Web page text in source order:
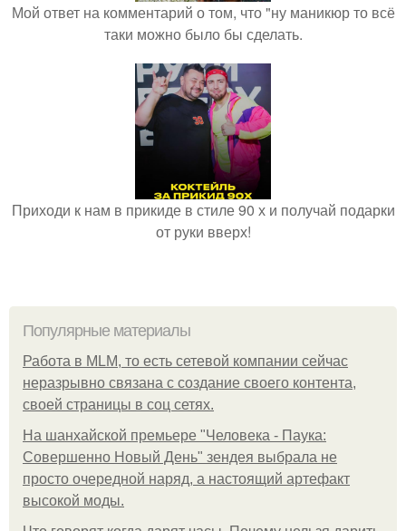
Мой ответ на комментарий о том, что "ну маникюр то всё
таки можно было бы сделать.
Приходи к нам в прикиде в стиле 90 х и получай подарки
от руки вверх!
Популярные материалы
Работа в MLM, то есть сетевой компании сейчас
неразрывно связана с создание своего контента,
своей страницы в соц сетях.
На шанхайской премьере "Человека - Паука:
Совершенно Новый День" зендея выбрала не
просто очередной наряд, а настоящий артефакт
высокой моды.